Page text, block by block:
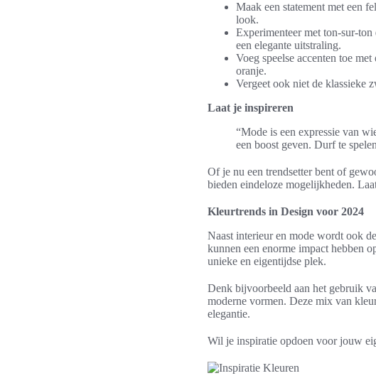
Maak een statement met een
look.
Experimenteer met ton-sur-
een elegante uitstraling.
Voeg speelse accenten toe
oranje.
Vergeet ook niet de klassieke
Laat je inspireren
“Mode is een expressie van
een boost geven. Durf te
Of je nu een trendsetter bent of
bieden eindeloze mogelijkheden.
Kleurtrends in Design voor 2024
Naast interieur en mode wordt ook
kunnen een enorme impact hebben
unieke en eigentijdse plek.
Denk bijvoorbeeld aan het gebruik
moderne vormen. Deze mix van
elegantie.
Wil je inspiratie opdoen voor jouw